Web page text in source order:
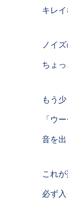
キレ
ノイ
ちょ
もう
「ウ
音を
これ
必ず入